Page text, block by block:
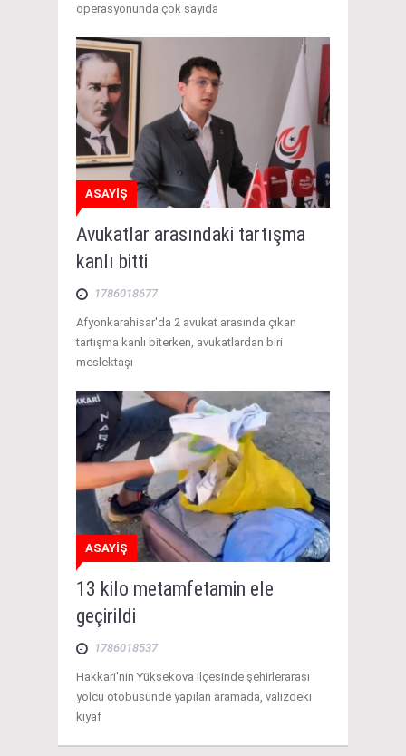
operasyonunda çok sayıda
ASAYİŞ
Avukatlar arasındaki tartışma
kanlı bitti
1786018677
Afyonkarahisar'da 2 avukat arasında çıkan
tartışma kanlı biterken, avukatlardan biri
meslektaşı
ASAYİŞ
13 kilo metamfetamin ele
geçirildi
1786018537
Hakkari'nin Yüksekova ilçesinde şehirlerarası
yolcu otobüsünde yapılan aramada, valizdeki
kıyaf